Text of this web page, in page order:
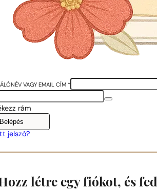
VAGY EMAIL CÍM *
rám
Belépés
jelszó?
létre egy fiókot, és